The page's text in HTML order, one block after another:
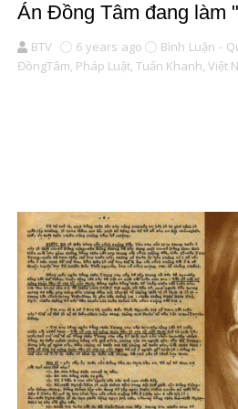
Án Đồng Tâm đang làm
BTV 6 years ago Bình Luận -
ĐồngTâm, Pháp Luật, Tuấn Khanh, Việt